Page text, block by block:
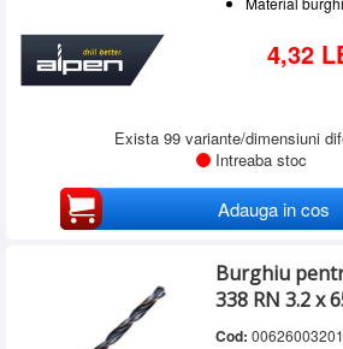
4,32
Exista 99 variante/dimensiuni
Intreaba stoc
Adauga in cos
Burghiu
338 RN 3.2 x
Cod: